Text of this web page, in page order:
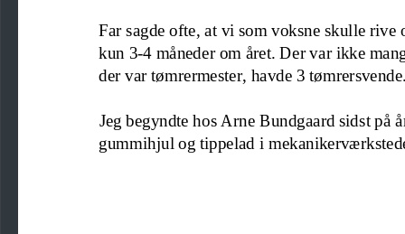
Far sagde ofte, at vi som voksne skulle
kun 3-4 måneder om året. Der var ikke
der var tømrermester, havde 3
Jeg begyndte hos Arne Bundgaard sidst
gummihjul og tippelad i